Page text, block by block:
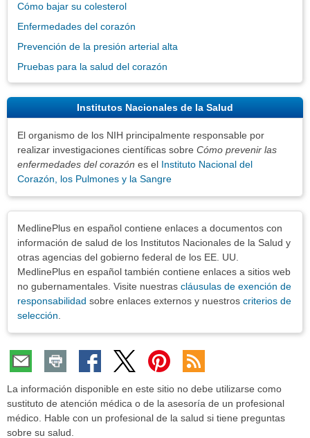
Cómo bajar su colesterol
Enfermedades del corazón
Prevención de la presión arterial alta
Pruebas para la salud del corazón
Institutos Nacionales de la Salud
El organismo de los NIH principalmente responsable por
realizar investigaciones científicas sobre Cómo prevenir las
enfermedades del corazón es el Instituto Nacional del
Corazón, los Pulmones y la Sangre
MedlinePlus en español contiene enlaces a documentos con
información de salud de los Institutos Nacionales de la Salud y
otras agencias del gobierno federal de los EE. UU.
MedlinePlus en español también contiene enlaces a sitios web
no gubernamentales. Visite nuestras cláusulas de exención de
responsabilidad sobre enlaces externos y nuestros criterios de
selección
La información disponible en este sitio no debe utilizarse como
sustituto de atención médica o de la asesoría de un profesional
médico. Hable con un profesional de la salud si tiene preguntas
sobre su salud.